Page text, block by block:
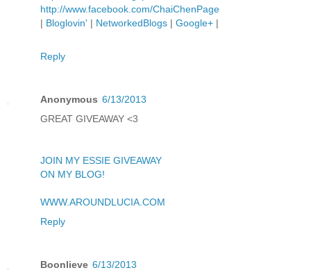
http://www.facebook.com/ChaiChenPage
| Bloglovin' | NetworkedBlogs | Google+ |
Reply
Anonymous 6/13/2013
GREAT GIVEAWAY <3
JOIN MY ESSIE GIVEAWAY
ON MY BLOG!
WWW.AROUNDLUCIA.COM
Reply
Boonlieve 6/13/2013